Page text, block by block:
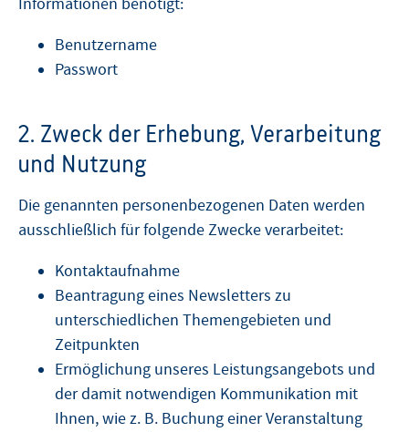
Informationen benötigt:
Benutzername
Passwort
2. Zweck der Erhebung, Verarbeitung
und Nutzung
Die genannten personenbezogenen Daten werden
ausschließlich für folgende Zwecke verarbeitet:
Kontaktaufnahme
Beantragung eines Newsletters zu
unterschiedlichen Themengebieten und
Zeitpunkten
Ermöglichung unseres Leistungsangebots und
der damit notwendigen Kommunikation mit
Ihnen, wie z. B. Buchung einer Veranstaltung